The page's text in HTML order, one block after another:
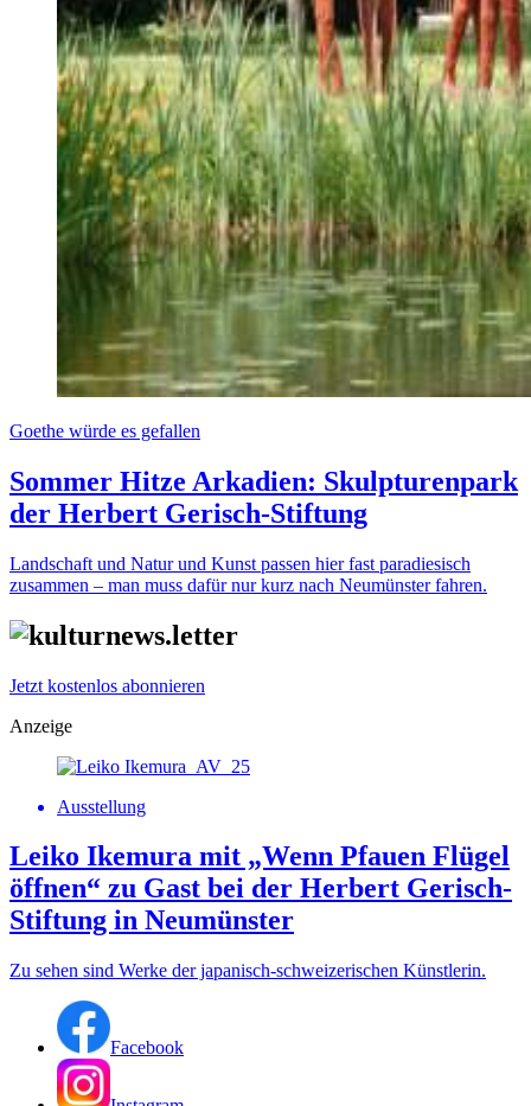
Goethe würde es gefallen
Sommer Hitze Arkadien: Skulpturenpark
der Herbert Gerisch-Stiftung
Landschaft und Natur und Kunst passen hier fast paradiesisch
zusammen – man muss dafür nur kurz nach Neumünster fahren.
Jetzt kostenlos abonnieren
Anzeige
Ausstellung
Leiko Ikemura mit „Wenn Pfauen Flügel
öffnen“ zu Gast bei der Herbert Gerisch-
Stiftung in Neumünster
Zu sehen sind Werke der japanisch-schweizerischen Künstlerin.
Facebook